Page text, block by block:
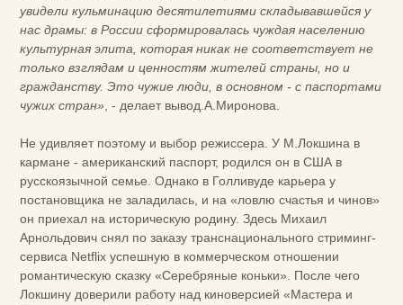
увидели кульминацию десятилетиями складывавшейся у
нас драмы: в России сформировалась чуждая населению
культурная элита, которая никак не соответствует не
только взглядам и ценностям жителей страны, но и
гражданству. Это чужие люди, в основном - с паспортами
чужих стран» , - делает вывод.А.Миронова.
Не удивляет поэтому и выбор режиссера. У М.Локшина в
кармане - американский паспорт, родился он в США в
русскоязычной семье. Однако в Голливуде карьера у
постановщика не заладилась, и на «ловлю счастья и чинов»
он приехал на историческую родину. Здесь Михаил
Арнольдович снял по заказу транснационального стриминг-
сервиса Netflix успешную в коммерческом отношении
романтическую сказку «Серебряные коньки». После чего
Локшину доверили работу над киноверсией «Мастера и